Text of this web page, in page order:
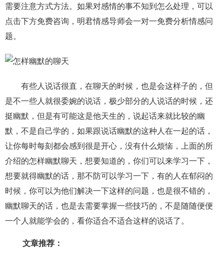
需要注意方式方法。如果对感情的事不知到怎么处理，可以
点击下方免费咨询，明君情感导师会一对一免费分析情感问
题。
有些人说话很直，在聊天的时候，也是会这样子的，但
是不一些人就很委婉的说话，极少部分的人说话的时候，还
挺幽默，但是有可能这是他天生的，说起话来就比较的幽
默，不是自己学的，如果跟说话幽默的这种人在一起的话，
让你每时每刻都会感到很是开心，没有什么烦恼，上面的所
介绍的怎样幽默聊天，想要知道的，你们可以来学习一下，
想要就得幽默的话，那不防可以学习一下，有的人在郁闷的
时候，你可以为他们解决一下这样的问题，也是很不错的，
幽默聊天的话，也是去需要掌握一些技巧的，不是随随便便
一个人就能学会的，看你适合不适合这样的说话了。
文章推荐：